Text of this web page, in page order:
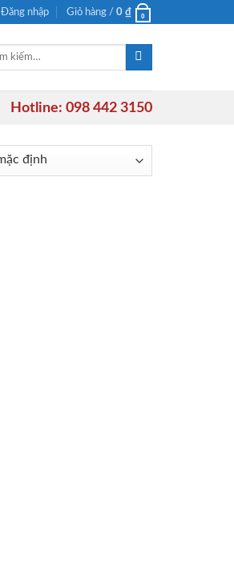
Đăng nhập Giỏ hàng / 0 ₫ 0
Hotline: 098 442 3150